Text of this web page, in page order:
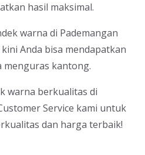
hasil maksimal.
warna di Pademangan
Anda bisa mendapatkan
kantong.
warna berkualitas di
Service kami untuk
dan harga terbaik!